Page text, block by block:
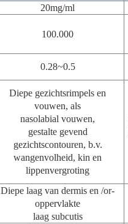
20mg/ml
100.000
0.28~0.5
Diepe gezichtsrimpels en
vouwen, als
nasolabial vouwen,
gestalte gevend
gezichtscontouren, b.v.
wangenvolheid, kin en
lippenvergroting
Diepe laag van dermis en /or-
oppervlakte
laag subcutis